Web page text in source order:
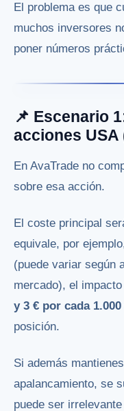
El problema es que
muchos inversores
poner números
📌 Escenario
acciones USA
En AvaTrade no
sobre esa acción.
El coste principal
equivale, por
(puede variar según
mercado), el
y 3 € por cada
posición.
Si además
apalancamiento, se
puede ser